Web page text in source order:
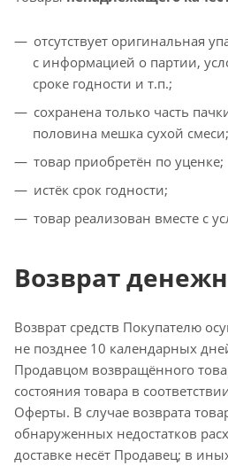
отсутствует оригинальная
с информацией о партии,
сроке годности и т.п.;
сохранена только часть
половина мешка сухой смеси;
товар приобретён по уценке;
истёк срок годности;
товар реализован вместе с
Возврат
Возврат средств Покупателю
не позднее 10 календарных
Продавцом возвращённого
состояния товара в
Оферты. В случае возврата
обнаруженных недостатков
доставке несёт Продавец; в